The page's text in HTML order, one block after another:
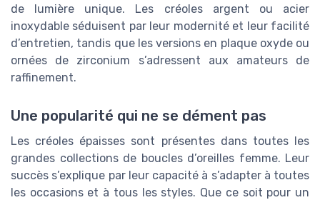
de lumière unique. Les créoles argent ou acier
inoxydable séduisent par leur modernité et leur facilité
d’entretien, tandis que les versions en plaque oxyde ou
ornées de zirconium s’adressent aux amateurs de
raffinement.
Une popularité qui ne se dément pas
Les créoles épaisses sont présentes dans toutes les
grandes collections de boucles d’oreilles femme. Leur
succès s’explique par leur capacité à s’adapter à toutes
les occasions et à tous les styles. Que ce soit pour un